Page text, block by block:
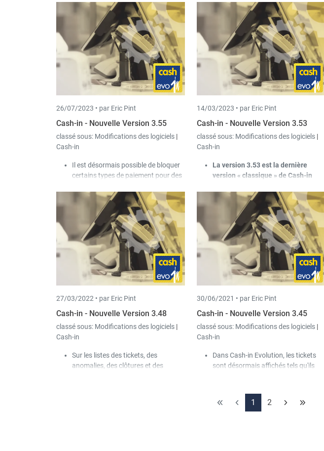
la numérotation formatée des
documents de Book-in.
charge le protocole Worldline TIM.
26/07/2023 • par Eric Pint
Cash-in - Nouvelle Version 3.55
classé sous: Modifications des logiciels |
Cash-in
Il est désormais possible de bloquer
certains types de paiement pour des
14/03/2023 • par Eric Pint
Cash-in - Nouvelle Version 3.53
classé sous: Modifications des logiciels |
Cash-in
La version 3.53 est la dernière
version « classique » de Cash-in
version, il n'y aura plus que la version
Cash-in Evolution. Lors du
démarrage de Cash-in classique,
l'utilisateur recevra donc une
invitation à passer à Cash-in
Evolution.
Il est désormais possible d'attribuer
un nom à une caisse.
27/03/2022 • par Eric Pint
Cash-in - Nouvelle Version 3.48
classé sous: Modifications des logiciels |
Cash-in
Sur les listes des tickets, des
anomalies, des clôtures et des
30/06/2021 • par Eric Pint
Cash-in - Nouvelle Version 3.45
classé sous: Modifications des logiciels |
Cash-in
Dans Cash-in Evolution, les tickets
sont désormais affichés tels qu'ils
affichés pour les caisses fermées. Un
1 2